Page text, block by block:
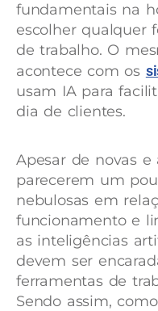
fundamentais na
escolher qualquer
de trabalho. O
acontece com os
usam IA para
dia de clientes.
Apesar de novas
parecerem um
nebulosas em
funcionamento e
as inteligências
devem ser
ferramentas de
Sendo assim,